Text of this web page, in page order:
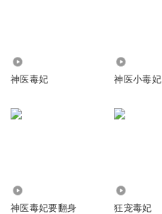
什么时候才能更新？
神医毒妃 神医小毒妃
神医毒妃要翻身 狂宠毒妃